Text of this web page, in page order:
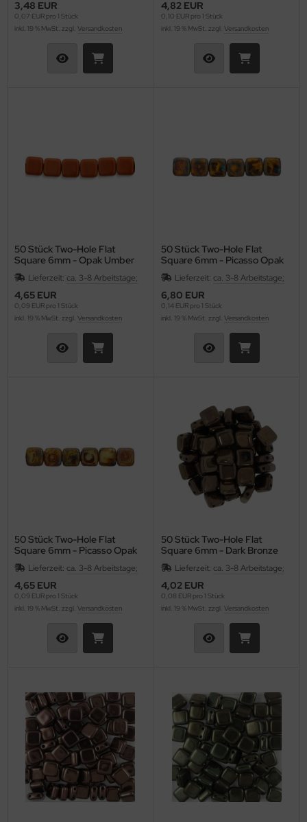
3,48 EUR
0,07 EUR pro 1 Stück
inkl. 19 % MwSt. zzgl. Versandkosten
4,82 EUR
0,10 EUR pro 1 Stück
inkl. 19 % MwSt. zzgl. Versandkosten
50 Stück Two-Hole Flat
Square 6mm - Opak Umber
Lieferzeit: ca. 3-8 Arbeitstage;
4,65 EUR
0,09 EUR pro 1 Stück
inkl. 19 % MwSt. zzgl. Versandkosten
50 Stück Two-Hole Flat
Square 6mm - Picasso Opak
Yellow
Lieferzeit: ca. 3-8 Arbeitstage;
6,80 EUR
0,14 EUR pro 1 Stück
inkl. 19 % MwSt. zzgl. Versandkosten
50 Stück Two-Hole Flat
Square 6mm - Picasso Opak
Lt. Beige
Lieferzeit: ca. 3-8 Arbeitstage;
4,65 EUR
0,09 EUR pro 1 Stück
inkl. 19 % MwSt. zzgl. Versandkosten
50 Stück Two-Hole Flat
Square 6mm - Dark Bronze
(Copper)
Lieferzeit: ca. 3-8 Arbeitstage;
4,02 EUR
0,08 EUR pro 1 Stück
inkl. 19 % MwSt. zzgl. Versandkosten